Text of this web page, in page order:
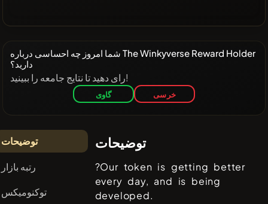
شما امروز چه احساسی درباره The Winkyverse Reward Holder
دارید؟
رای دهید تا نتایج جامعه را ببینید!
گاوی خرسی
توضیحات
رتبه بازار
توکنومیکس
توضیحات
?Our token is getting better
every day, and is being
developed.